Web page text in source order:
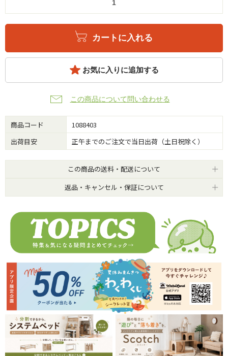
カートに入れる
お気に入りに追加する
この商品について問い合わせる
商品コード
1088403
出荷目安
正午までのご注文で当日出荷（土日祝除く）
この商品の送料・配送について
返品・キャンセル・保証について